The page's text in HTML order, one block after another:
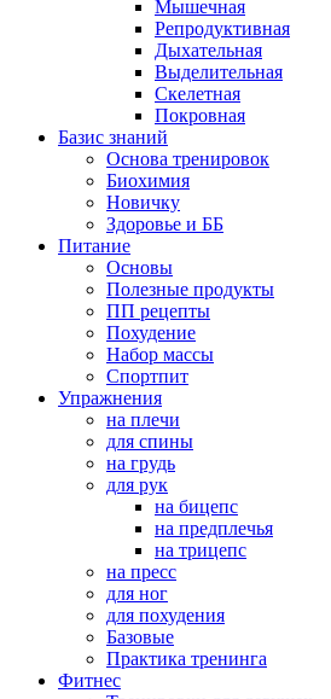
Мышечная
Репродуктивная
Дыхательная
Выделительная
Скелетная
Покровная
Базис знаний
Основа тренировок
Биохимия
Новичку
Здоровье и ББ
Питание
Основы
Полезные продукты
ПП рецепты
Похудение
Набор массы
Спортпит
Упражнения
на плечи
для спины
на грудь
для рук
на бицепс
на предплечья
на трицепс
на пресс
для ног
для похудения
Базовые
Практика тренинга
Фитнес